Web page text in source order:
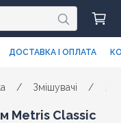
ДОСТАВКА І ОПЛАТА
/ Змішувачі /
Metris Classic